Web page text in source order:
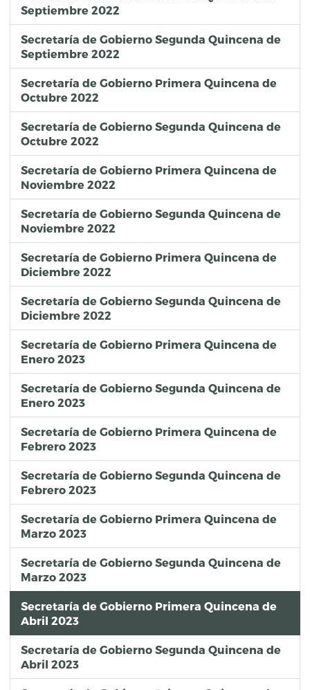
Septiembre 2022
Secretaría de Gobierno Segunda Quincena de
Septiembre 2022
Secretaría de Gobierno Primera Quincena de
Octubre 2022
Secretaría de Gobierno Segunda Quincena de
Octubre 2022
Secretaría de Gobierno Primera Quincena de
Noviembre 2022
Secretaría de Gobierno Segunda Quincena de
Noviembre 2022
Secretaría de Gobierno Primera Quincena de
Diciembre 2022
Secretaría de Gobierno Segunda Quincena de
Diciembre 2022
Secretaría de Gobierno Primera Quincena de
Enero 2023
Secretaría de Gobierno Segunda Quincena de
Enero 2023
Secretaría de Gobierno Primera Quincena de
Febrero 2023
Secretaría de Gobierno Segunda Quincena de
Febrero 2023
Secretaría de Gobierno Primera Quincena de
Marzo 2023
Secretaría de Gobierno Segunda Quincena de
Marzo 2023
Secretaría de Gobierno Primera Quincena de
Abril 2023
Secretaría de Gobierno Segunda Quincena de
Abril 2023